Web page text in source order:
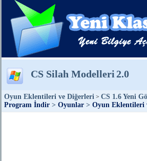
CS Silah Modelleri 2.0
Oyun Eklentileri ve Diğerleri > CS 1.6 Yeni
Program İndir > Oyunlar > Oyun Eklentileri